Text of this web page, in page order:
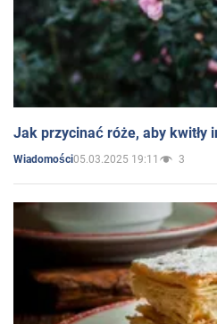
Jak przycinać róże, aby
Wiadomości05.03.2025 19:11 3